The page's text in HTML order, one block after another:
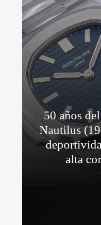
50 años
Nautilus
alta